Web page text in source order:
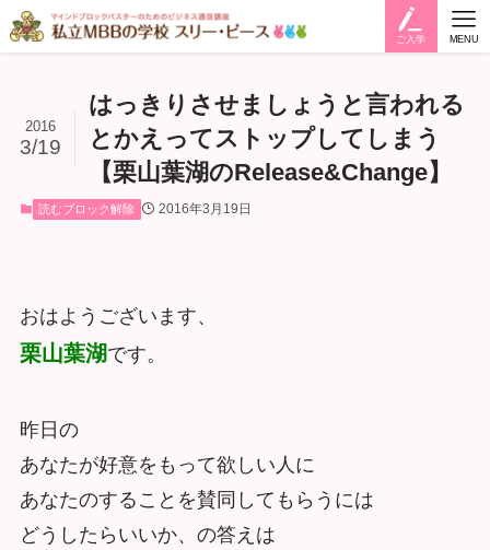
ご入学 MENU
はっきりさせましょうと言われる
とかえってストップしてしまう
【栗山葉湖のRelease&Change】
2016
3/19
読むブロック解除 2016年3月19日
おはようございます、
栗山葉湖です。
昨日の
あなたが好意をもって欲しい人に
あなたのすることを賛同してもらうには
どうしたらいいか、の答えは